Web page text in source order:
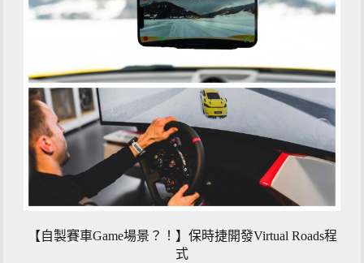
【自製賽車Game場景？！】保時捷開發Virtual Roads程
式